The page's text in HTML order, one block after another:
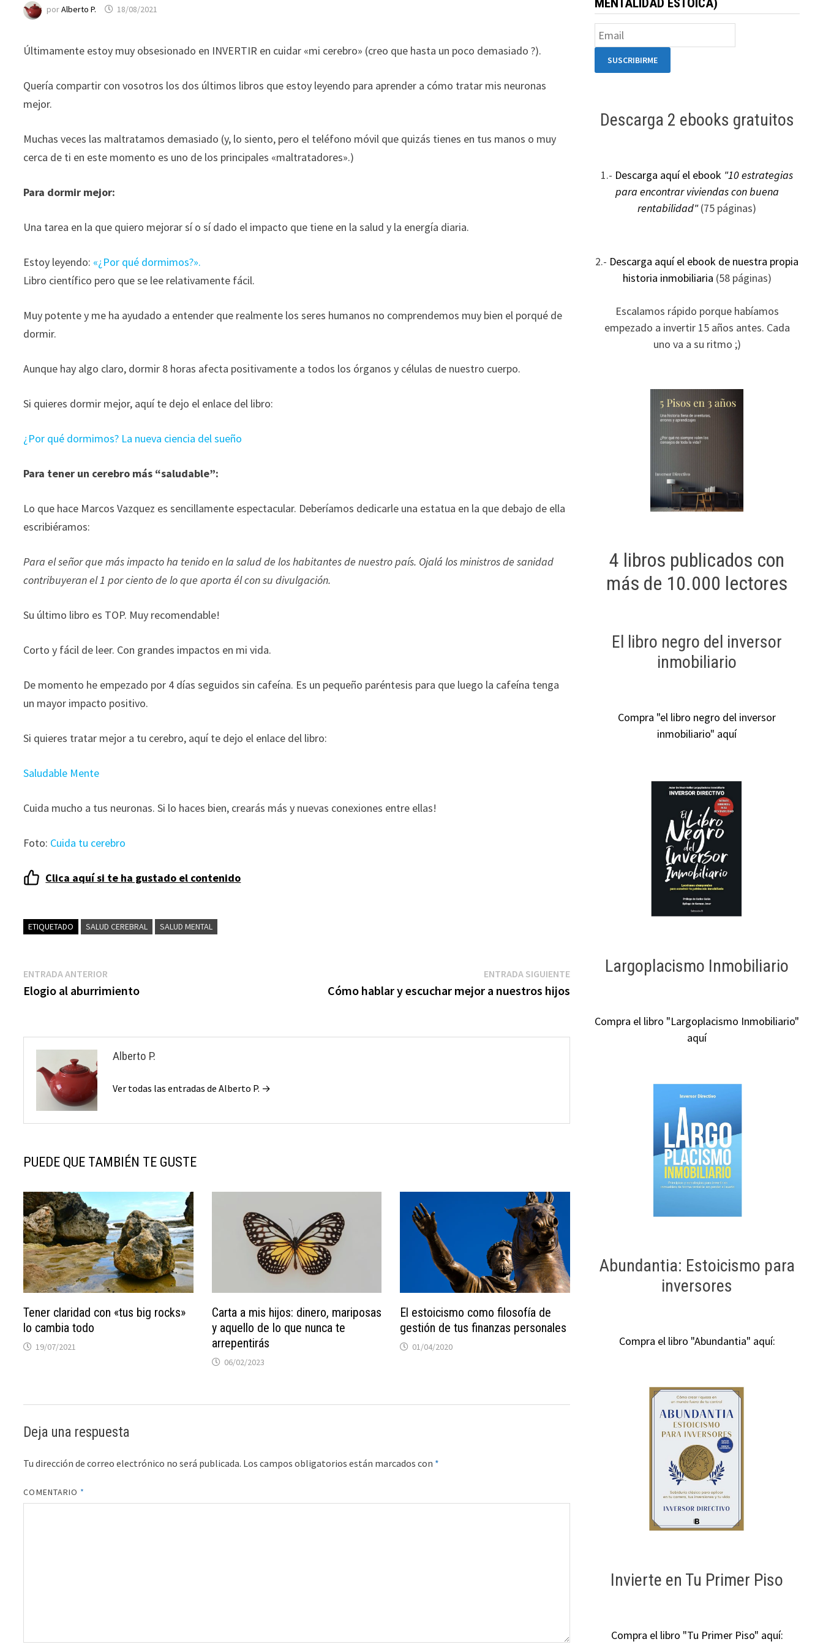
porAlberto P. 18/08/2021
Últimamente estoy muy obsesionado en INVERTIR en cuidar «mi cerebro» (creo que hasta un poco demasiado ?).
Quería compartir con vosotros los dos últimos libros que estoy leyendo para aprender a cómo tratar mis neuronas
mejor.
Muchas veces las maltratamos demasiado (y, lo siento, pero el teléfono móvil que quizás tienes en tus manos o muy
cerca de ti en este momento es uno de los principales «maltratadores».)
Para dormir mejor:
Una tarea en la que quiero mejorar sí o sí dado el impacto que tiene en la salud y la energía diaria.
Estoy leyendo: «¿Por qué dormimos?».
Libro científico pero que se lee relativamente fácil.
Muy potente y me ha ayudado a entender que realmente los seres humanos no comprendemos muy bien el porqué de
dormir.
Aunque hay algo claro, dormir 8 horas afecta positivamente a todos los órganos y células de nuestro cuerpo.
Si quieres dormir mejor, aquí te dejo el enlace del libro:
¿Por qué dormimos? La nueva ciencia del sueño
Para tener un cerebro más “saludable”:
Lo que hace Marcos Vazquez es sencillamente espectacular. Deberíamos dedicarle una estatua en la que debajo de ella
escribiéramos:
Para el señor que más impacto ha tenido en la salud de los habitantes de nuestro país. Ojalá los ministros de sanidad
contribuyeran el 1 por ciento de lo que aporta él con su divulgación.
Su último libro es TOP. Muy recomendable!
Corto y fácil de leer. Con grandes impactos en mi vida.
De momento he empezado por 4 días seguidos sin cafeína. Es un pequeño paréntesis para que luego la cafeína tenga
un mayor impacto positivo.
Si quieres tratar mejor a tu cerebro, aquí te dejo el enlace del libro:
Saludable Mente
Cuida mucho a tus neuronas. Si lo haces bien, crearás más y nuevas conexiones entre ellas!
Foto: Cuida tu cerebro
Clica aquí si te ha gustado el contenido
ETIQUETADO SALUD CEREBRAL SALUD MENTAL
Navegación
de
ENTRADA ANTERIOR
anterior:
Elogio al aburrimiento
ENTRADA SIGUIENTEEntrada
siguiente:
Cómo hablar y escuchar mejor a nuestros hijos
Alberto P.
Ver todas las entradas de Alberto P. →
PUEDE QUE TAMBIÉN TE GUSTE
Tener claridad con «tus big rocks»
lo cambia todo
19/07/2021
Carta a mis hijos: dinero, mariposas
y aquello de lo que nunca te
arrepentirás
06/02/2023
El estoicismo como filosofía de
gestión de tus finanzas personales
01/04/2020
Deja una respuesta
Tu dirección de correo electrónico no será publicada. Los campos obligatorios están marcados con *
COMENTARIO *
MENTALIDAD ESTOICA)
Descarga 2 ebooks gratuitos
1.- Descarga aquí el ebook "10 estrategias
para encontrar viviendas con buena
rentabilidad"(75 páginas)
2.- Descarga aquí el ebook de nuestra propia
historia inmobiliaria (58 páginas)
Escalamos rápido porque habíamos
empezado a invertir 15 años antes. Cada
uno va a su ritmo ;)
4 libros publicados con
más de 10.000 lectores
El libro negro del inversor
inmobiliario
Compra "el libro negro del inversor
inmobiliario" aquí
Largoplacismo Inmobiliario
Compra el libro "Largoplacismo Inmobiliario"
aquí
Abundantia: Estoicismo para
inversores
Compra el libro "Abundantia" aquí:
Invierte en Tu Primer Piso
Compra el libro "Tu Primer Piso" aquí:
web.
podamos
mejorar la
de la web, en
base a cómo
Para que
funcione lo
mejor posible
durante tu
rechaza estas
cookies,
desaparecerán
Al compartir tus
comportamiento
aumentas la
posibilidad de
ofertas